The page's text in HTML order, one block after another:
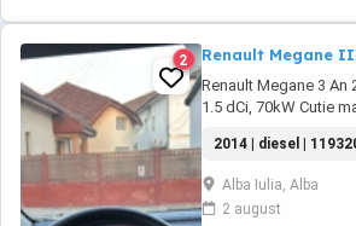
2 Renault Megane
Renault Megane 3 An
1.5 dCi, 70kW Cutie
centralizata Aer
fata-spate Limitator
Radio CD cu
telefonul
2014 | diesel |
Alba Iulia, Alba
2 august